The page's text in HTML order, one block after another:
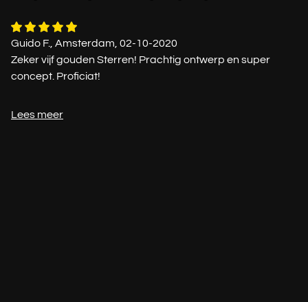
Guido F., Amsterdam, 02-10-2020
Zeker vijf gouden Sterren! Prachtig ontwerp en super
concept. Proficiat!
Lees meer